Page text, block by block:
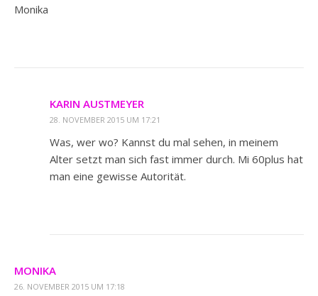
Monika
KARIN AUSTMEYER
28. NOVEMBER 2015 UM 17:21
Was, wer wo? Kannst du mal sehen, in meinem
Alter setzt man sich fast immer durch. Mi 60plus hat
man eine gewisse Autorität.
MONIKA
26. NOVEMBER 2015 UM 17:18